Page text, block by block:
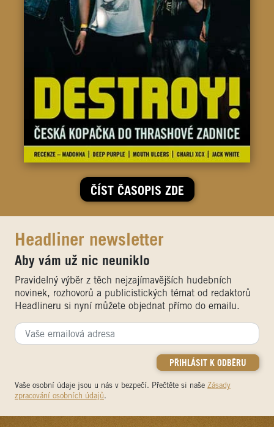
ČÍST ČASOPIS ZDE
Headliner newsletter
Aby vám už nic neuniklo
Pravidelný výběr z těch nejzajímavějších hudebních
novinek, rozhovorů a publicistických témat od redaktorů
Headlineru si nyní můžete objednat přímo do emailu.
Vaše osobní údaje jsou u nás v bezpečí. Přečtěte si naše Zásady
zpracování osobních údajů.